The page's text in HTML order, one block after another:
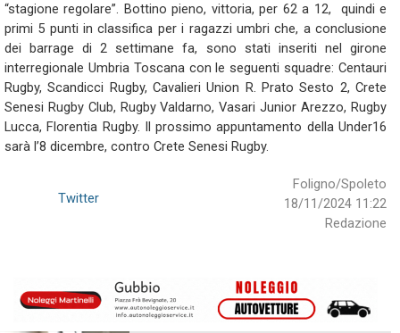
“stagione regolare”. Bottino pieno, vittoria, per 62 a 12, quindi e
primi 5 punti in classifica per i ragazzi umbri che, a conclusione
dei barrage di 2 settimane fa, sono stati inseriti nel girone
interregionale Umbria Toscana con le seguenti squadre: Centauri
Rugby, Scandicci Rugby, Cavalieri Union R. Prato Sesto 2, Crete
Senesi Rugby Club, Rugby Valdarno, Vasari Junior Arezzo, Rugby
Lucca, Florentia Rugby. Il prossimo appuntamento della Under16
sarà l’8 dicembre, contro Crete Senesi Rugby.
Foligno/Spoleto
18/11/2024 11:22
Redazione
Twitter